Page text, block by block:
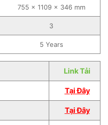
755 × 1109 × 346 mm
3
5 Years
Link Tải
Tại Đây
Tại Đây